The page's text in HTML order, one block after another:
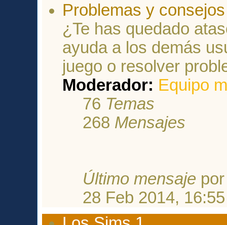
Problemas y
¿Te has quedado
ayuda a los demás
juego o resolver
Moderador: Equipo
76 Temas
268 Mensajes
Último mensaje
28 Feb 2014, 16:55